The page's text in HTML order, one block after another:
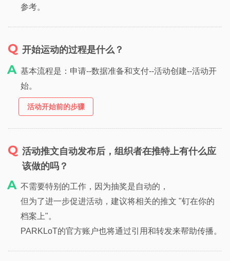
参考。
开始运动的过程是什么？
基本流程是：申请--数据准备和支付--活动创建--活动开
始。
活动开始前的步骤
活动推文自动发布后，组织者在推特上有什么应
该做的吗？
不需要特别的工作，因为抽奖是自动的，
但为了进一步促进活动，建议将相关的推文 "钉在你的
档案上"。
PARKLoT的官方账户也将通过引用和转发来帮助传播。